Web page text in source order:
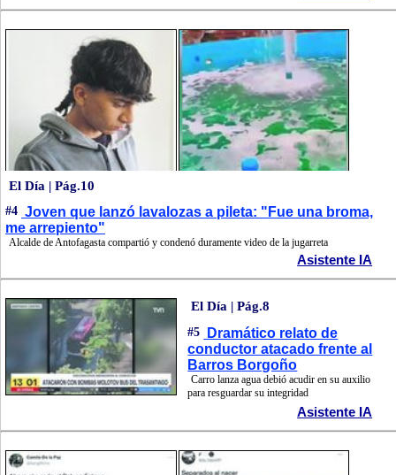
El Día | Pág.10
#4 Joven que lanzó lavalozas a pileta: "Fue una broma,
me arrepiento"
Alcalde de Antofagasta compartió y condenó duramente video de la jugarreta
Asistente IA
El Día | Pág.8
#5
Dramático relato de
conductor atacado frente al
Barros Borgoño
Carro lanza agua debió acudir en su auxilio
para resguardar su integridad
Asistente IA